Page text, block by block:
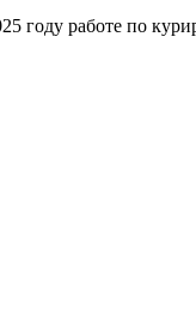
году работе по